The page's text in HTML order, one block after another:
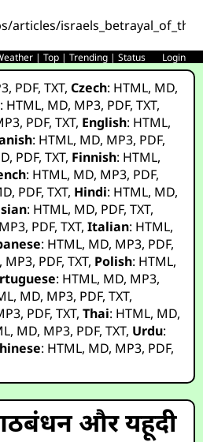
articles/
|Top |Trending |Status Login
, PDF,TXT,Czech: HTML, MD,
: HTML, MD, MP3, PDF,TXT,
, PDF,TXT, English: HTML,
: HTML, MD, MP3, PDF,
, PDF,TXT, Finnish: HTML,
: HTML, MD, MP3, PDF,
, PDF,TXT, Hindi: HTML, MD,
: HTML, MD, PDF,TXT,
MP3, PDF,TXT,Italian: HTML,
: HTML, MD, MP3, PDF,
, MP3, PDF,TXT, Polish: HTML,
: HTML, MD, MP3,
, MD, MP3, PDF,TXT,
, PDF,TXT,Thai: HTML, MD,
, MD, MP3, PDF,TXT, Urdu:
: HTML, MD, MP3, PDF,
और यहूदी